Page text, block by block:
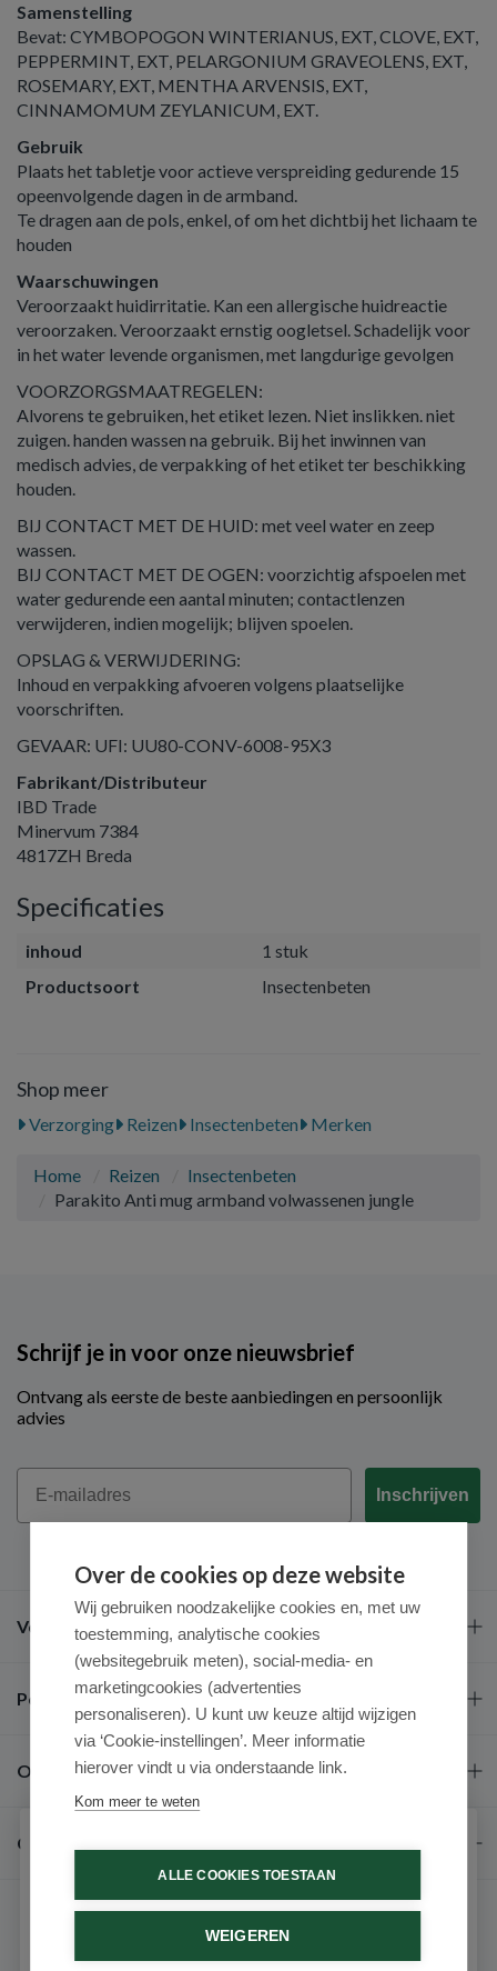
Samenstelling
Bevat: CYMBOPOGON WINTERIANUS, EXT, CLOVE, EXT,
PEPPERMINT, EXT, PELARGONIUM GRAVEOLENS, EXT,
ROSEMARY, EXT, MENTHA ARVENSIS, EXT,
CINNAMOMUM ZEYLANICUM, EXT.
Gebruik
Plaats het tabletje voor actieve verspreiding gedurende 15
opeenvolgende dagen in de armband.
Te dragen aan de pols, enkel, of om het dichtbij het lichaam te
houden
Waarschuwingen
Veroorzaakt huidirritatie. Kan een allergische huidreactie
veroorzaken. Veroorzaakt ernstig oogletsel. Schadelijk voor
in het water levende organismen, met langdurige gevolgen
VOORZORGSMAATREGELEN:
Alvorens te gebruiken, het etiket lezen. Niet inslikken. niet
zuigen. handen wassen na gebruik. Bij het inwinnen van
medisch advies, de verpakking of het etiket ter beschikking
houden.
BIJ CONTACT MET DE HUID: met veel water en zeep
wassen.
BIJ CONTACT MET DE OGEN: voorzichtig afspoelen met
water gedurende een aantal minuten; contactlenzen
verwijderen, indien mogelijk; blijven spoelen.
OPSLAG & VERWIJDERING:
Inhoud en verpakking afvoeren volgens plaatselijke
voorschriften.
GEVAAR: UFI: UU80-CONV-6008-95X3
Fabrikant/Distributeur
IBD Trade
Minervum 7384
4817ZH Breda
Specificaties
inhoud
1 stuk
Productsoort
Insectenbeten
Shop meer
Verzorging Reizen Insectenbeten Merken
Home Reizen
Insectenbeten
Parakito Anti mug armband volwassenen jungle
Schrijf je in voor onze nieuwsbrief
Ontvang als eerste de beste aanbiedingen en persoonlijk
advies
Email
Inschrijven
Veel gestelde vragen
Populaire merken
Over ons
Contact
Over de cookies op deze website
Wij gebruiken noodzakelijke cookies en, met uw
toestemming, analytische cookies
(websitegebruik meten), social-media- en
marketingcookies (advertenties
personaliseren). U kunt uw keuze altijd wijzigen
via ‘Cookie-instellingen’. Meer informatie
hierover vindt u via onderstaande link.
Kom meer te weten
ALLE COOKIES TOESTAAN
WEIGEREN
Schrijf je in voor onze nieuwsbrief
Ontvang als eerste de beste aanbiedingen en persoonlijk
advies